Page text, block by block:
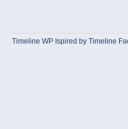
Timeline WP Ispired byTimeline